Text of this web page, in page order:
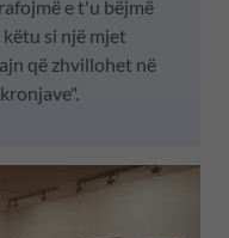
e t'u bëjmë
si një mjet
që zhvillohet në